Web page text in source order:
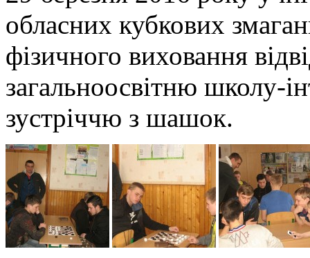
обласних кубкових
фізичного виховання
загальноосвітню школу-
зустріччю з шашок.